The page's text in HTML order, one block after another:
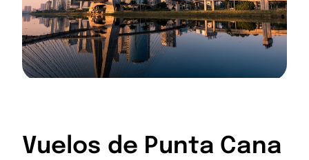
Vuelos de Punta Cana